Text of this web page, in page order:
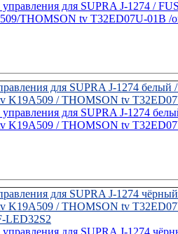
для SUPRA J-1274 белый
K19A509 / THOMSON tv
для SUPRA J-1274
K19A509 / THOMSON tv
LED32S2